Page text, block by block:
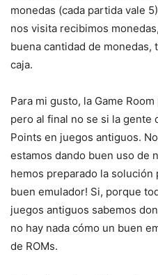
monedas (cada partida vale
nos visita recibimos
buena cantidad de
caja.
Para mi gusto, la Game
pero al final no se si la
Points en juegos antiguos.
estamos dando buen uso de
hemos preparado la solución
buen emulador! Si, porque
juegos antiguos sabemos
no hay nada cómo un buen
de ROMs.